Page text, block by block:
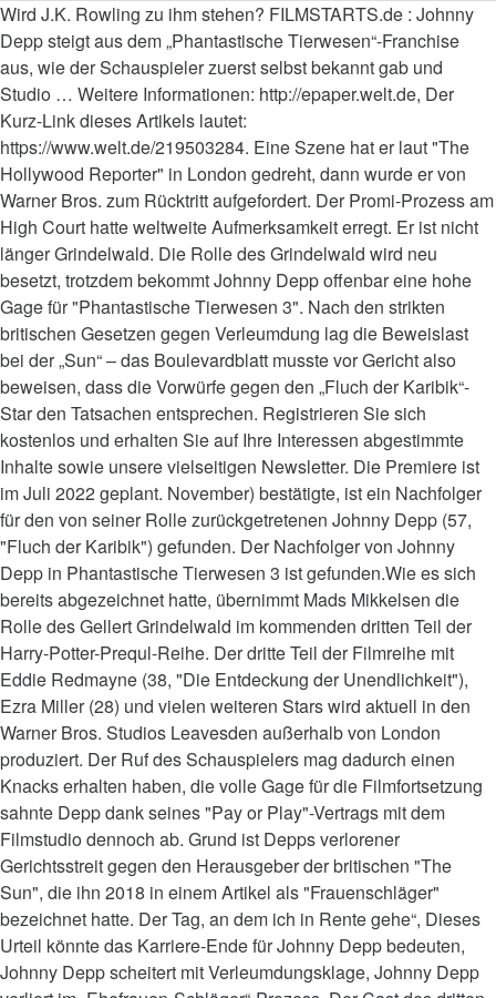
Wird J.K. Rowling zu ihm stehen? FILMSTARTS.de : Johnny
Depp steigt aus dem „Phantastische Tierwesen“-Franchise
aus, wie der Schauspieler zuerst selbst bekannt gab und
Studio … Weitere Informationen: http://epaper.welt.de, Der
Kurz-Link dieses Artikels lautet:
https://www.welt.de/219503284. Eine Szene hat er laut "The
Hollywood Reporter" in London gedreht, dann wurde er von
Warner Bros. zum Rücktritt aufgefordert. Der Promi-Prozess am
High Court hatte weltweite Aufmerksamkeit erregt. Er ist nicht
länger Grindelwald. Die Rolle des Grindelwald wird neu
besetzt, trotzdem bekommt Johnny Depp offenbar eine hohe
Gage für "Phantastische Tierwesen 3". Nach den strikten
britischen Gesetzen gegen Verleumdung lag die Beweislast
bei der „Sun“ – das Boulevardblatt musste vor Gericht also
beweisen, dass die Vorwürfe gegen den „Fluch der Karibik“-
Star den Tatsachen entsprechen. Registrieren Sie sich
kostenlos und erhalten Sie auf Ihre Interessen abgestimmte
Inhalte sowie unsere vielseitigen Newsletter. Die Premiere ist
im Juli 2022 geplant. November) bestätigte, ist ein Nachfolger
für den von seiner Rolle zurückgetretenen Johnny Depp (57,
"Fluch der Karibik") gefunden. Der Nachfolger von Johnny
Depp in Phantastische Tierwesen 3 ist gefunden.Wie es sich
bereits abgezeichnet hatte, übernimmt Mads Mikkelsen die
Rolle des Gellert Grindelwald im kommenden dritten Teil der
Harry-Potter-Prequl-Reihe. Der dritte Teil der Filmreihe mit
Eddie Redmayne (38, "Die Entdeckung der Unendlichkeit"),
Ezra Miller (28) und vielen weiteren Stars wird aktuell in den
Warner Bros. Studios Leavesden außerhalb von London
produziert. Der Ruf des Schauspielers mag dadurch einen
Knacks erhalten haben, die volle Gage für die Filmfortsetzung
sahnte Depp dank seines "Pay or Play"-Vertrags mit dem
Filmstudio dennoch ab. Grund ist Depps verlorener
Gerichtsstreit gegen den Herausgeber der britischen "The
Sun", die ihn 2018 in einem Artikel als "Frauenschläger"
bezeichnet hatte. Der Tag, an dem ich in Rente gehe“, Dieses
Urteil könnte das Karriere-Ende für Johnny Depp bedeuten,
Johnny Depp scheitert mit Verleumdungsklage, Johnny Depp